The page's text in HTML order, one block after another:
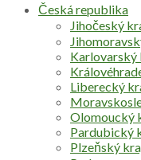
Česká republika
Jihočeský
Karlovarský
Liberecký
Olomoucký
Pardubický
Plzeňský